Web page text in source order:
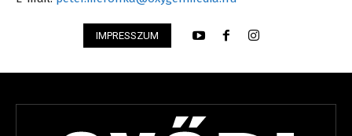
IMPRESSZUM